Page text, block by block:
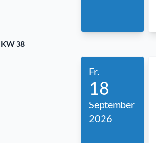
KW 38
Fr.
18
September
2026